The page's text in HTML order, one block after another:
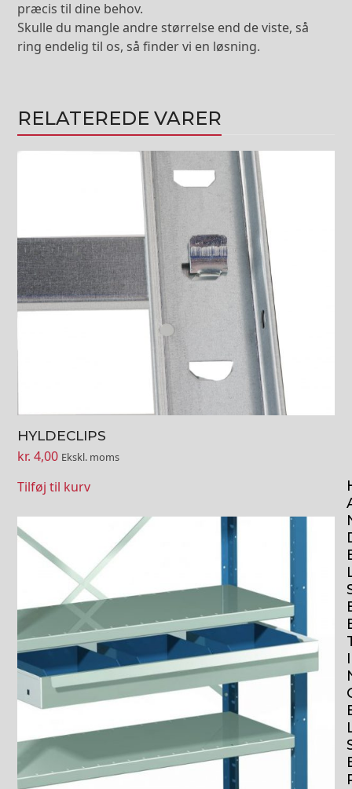
præcis til dine behov.
Skulle du mangle andre størrelse end de viste, så
ring endelig til os, så finder vi en løsning.
RELATEREDE VARER
HYLDECLIPS
kr. 4,00 Ekskl. moms
Tilføj til kurv
Dette
vare
varianter.
Mulighederne
kan
vælges
på
varesiden
I